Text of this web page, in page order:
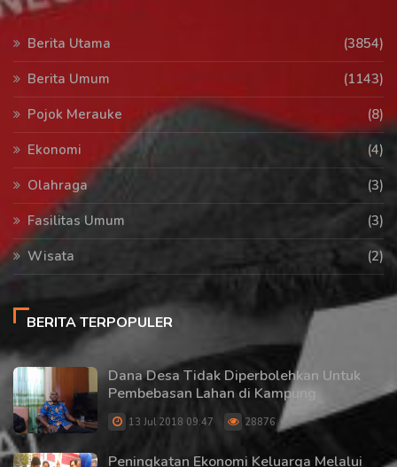
Berita Utama
(3854)
Berita Umum
(1143)
Pojok Merauke
(8)
Ekonomi
(4)
Olahraga
(3)
Fasilitas Umum
(3)
Wisata
(2)
BERITA TERPOPULER
Dana Desa Tidak Diperbolehkan Untuk
Pembebasan Lahan di Kampung
13 Jul 2018 09:47 28876
Peningkatan Ekonomi Keluarga Melalui